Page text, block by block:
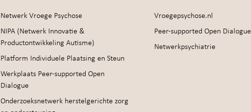
Netwerk Vroege Psychose
NIPA (Netwerk Innovatie &
Productontwikkeling Autisme)
Platform Individuele Plaatsing en Steun
Werkplaats Peer-supported Open
Dialogue
Onderzoeksnetwerk herstelgerichte zorg
Vroegepsychose.nl
Peer-supported Open Dialogue
Netwerkpsychiatrie